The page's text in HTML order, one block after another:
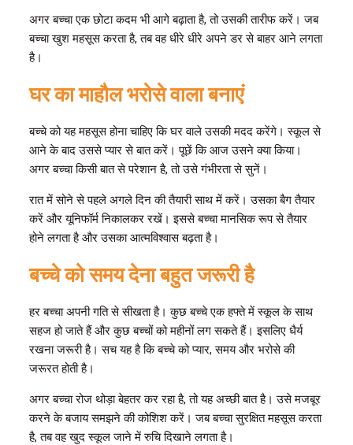
अगर बच्चा एक छोटा कदम भी आगे बढ़ाता है, तो उसकी तारीफ करें। जब
बच्चा खुश महसूस करता है, तब वह धीरे धीरे अपने डर से बाहर आने लगता
है।
घर का माहौल भरोसे वाला बनाएं
बच्चे को यह महसूस होना चाहिए कि घर वाले उसकी मदद करेंगे। स्कूल से
आने के बाद उससे प्यार से बात करें। पूछें कि आज उसने क्या किया।
अगर बच्चा किसी बात से परेशान है, तो उसे गंभीरता से सुनें।
रात में सोने से पहले अगले दिन की तैयारी साथ में करें। उसका बैग तैयार
करें और यूनिफॉर्म निकालकर रखें। इससे बच्चा मानसिक रूप से तैयार
होने लगता है और उसका आत्मविश्वास बढ़ता है।
बच्चे को समय देना बहुत जरूरी है
हर बच्चा अपनी गति से सीखता है। कुछ बच्चे एक हफ्ते में स्कूल के साथ
सहज हो जाते हैं और कुछ बच्चों को महीनों लग सकते हैं। इसलिए धैर्य
रखना जरूरी है। सच यह है कि बच्चे को प्यार, समय और भरोसे की
जरूरत होती है।
अगर बच्चा रोज थोड़ा बेहतर कर रहा है, तो यह अच्छी बात है। उसे मजबूर
करने के बजाय समझने की कोशिश करें। जब बच्चा सुरक्षित महसूस करता
है, तब वह खुद स्कूल जाने में रुचि दिखाने लगता है।